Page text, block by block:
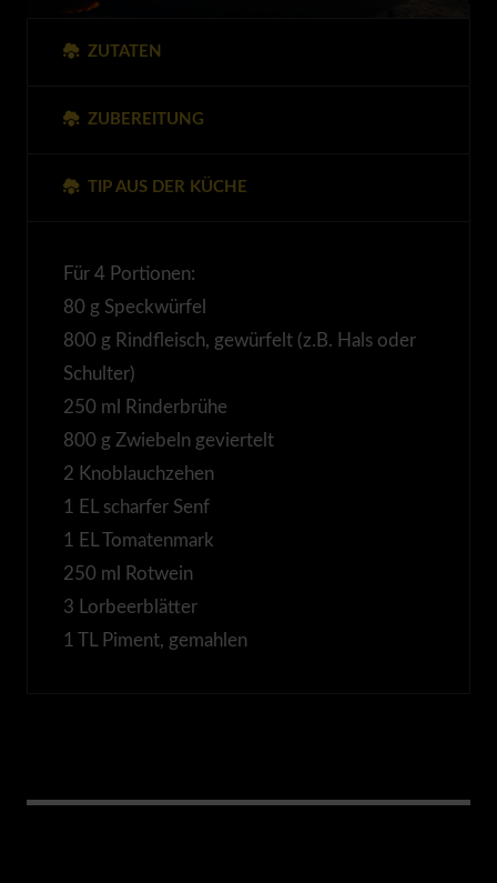
ZUTATEN
ZUBEREITUNG
TIP AUS DER KÜCHE
Für 4 Portionen:
80 g Speckwürfel
800 g Rindfleisch, gewürfelt (z.B. Hals oder
Schulter)
250 ml Rinderbrühe
800 g Zwiebeln geviertelt
2 Knoblauchzehen
1 EL scharfer Senf
1 EL Tomatenmark
250 ml Rotwein
3 Lorbeerblätter
1 TL Piment, gemahlen